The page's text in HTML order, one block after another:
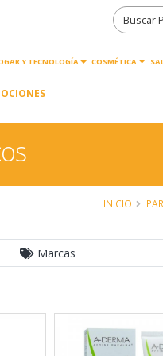
Y TECNOLOGÍA COSMÉTICA
INICIO
Marcas